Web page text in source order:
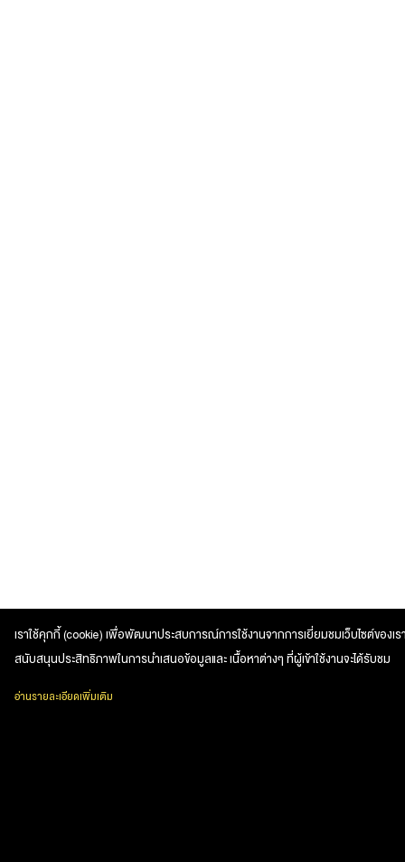
เราใช้คุกกี้ (cookie) เพื่อพัฒนาประสบการณ์การใช้งานจากการเยี่ยมชมเว็บไซต์ของเร
สนับสนุนประสิทธิภาพในการนำเสนอข้อมูลและ เนื้อหาต่างๆ ที่ผู้เข้าใช้งานจะได้รับชม
อ่านรายละเอียดเพิ่มเติม